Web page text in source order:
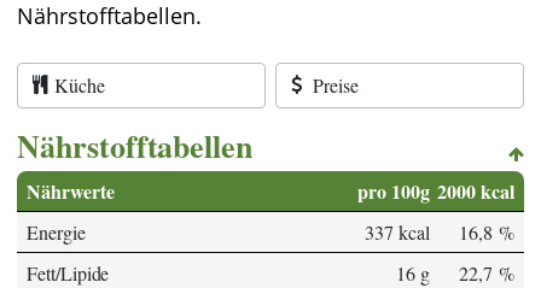
Nährstofftabellen.
Küche Preise
Nährstofftabellen
Nährwerte pro 100g 2000 kcal
Energie 337 kcal
16,8 %
Fett/Lipide
16 g
22,7 %